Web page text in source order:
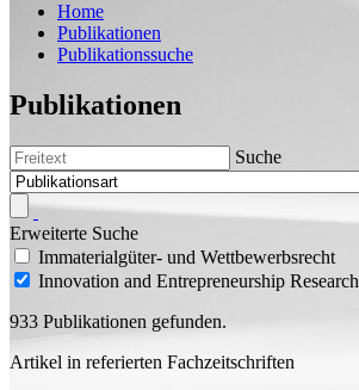
Home
Publikationen
Publikationssuche
Publikationen
Suche
Erweiterte Suche
Immaterialgüter- und Wettbewerbsrecht
Innovation and Entrepreneurship Research
933 Publikationen gefunden.
Artikel in referierten Fachzeitschriften